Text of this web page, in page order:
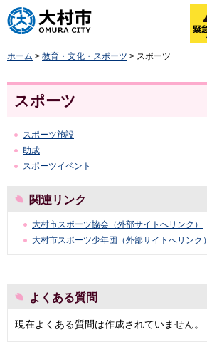
大村市
ホーム > 教育・文化・スポーツ > スポーツ
スポーツ
スポーツ施設
助成
スポーツイベント
関連リンク
大村市スポーツ協会（外部サイトへリンク）
大村市スポーツ少年団（外部サイトへリンク）
よくある質問
現在よくある質問は作成されていません。